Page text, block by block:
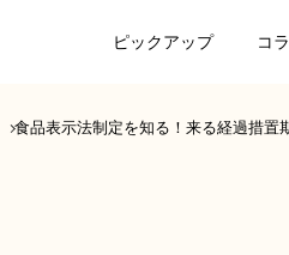
ピックアップ コ
食品表示法制定を知る！来る経過措置